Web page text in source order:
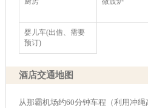
婴儿车(出借、需要
预订)
酒店交通地图
从那霸机场约60分钟车程（利用冲